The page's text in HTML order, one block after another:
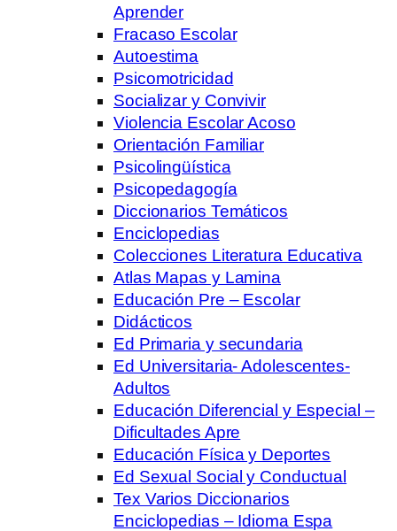
Aprender
Fracaso Escolar
Autoestima
Psicomotricidad
Socializar y Convivir
Violencia Escolar Acoso
Orientación Familiar
Psicolingüística
Psicopedagogía
Diccionarios Temáticos
Enciclopedias
Colecciones Literatura Educativa
Atlas Mapas y Lamina
Educación Pre – Escolar
Didácticos
Ed Primaria y secundaria
Ed Universitaria- Adolescentes-
Adultos
Educación Diferencial y Especial –
Dificultades Apre
Educación Física y Deportes
Ed Sexual Social y Conductual
Tex Varios Diccionarios
Enciclopedias – Idioma Espa